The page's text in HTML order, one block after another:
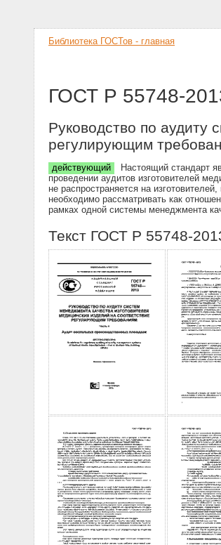
Библиотека ГОСТов - главная
ГОСТ Р 55748-
Руководство по аудиту
регулирующим
действующий
Настоящий стандарт
проведении аудитов изготовителей
не распространяется на
необходимо рассматривать как
рамках одной системы менеджмента
Текст ГОСТ Р 55748-